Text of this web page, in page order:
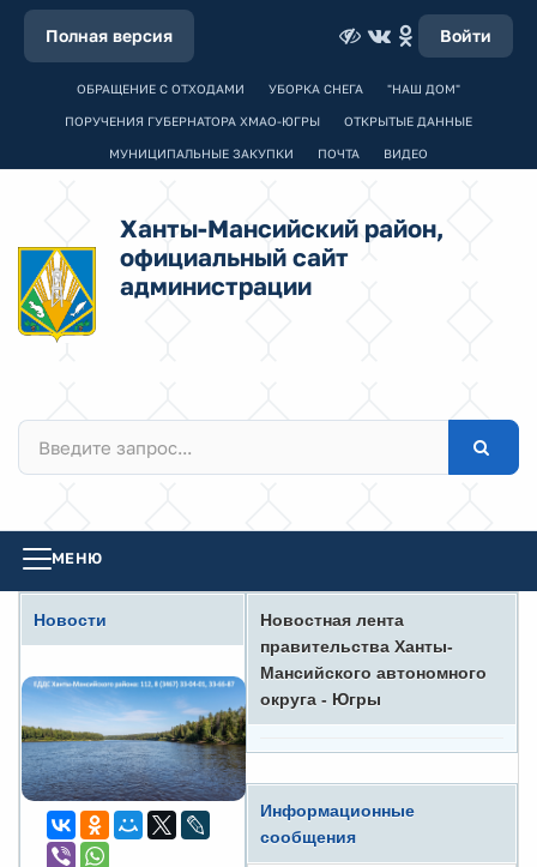
Полная версия Войти
ОБРАЩЕНИЕ С ОТХОДАМИ УБОРКА СНЕГА "НАШ ДОМ"
ПОРУЧЕНИЯ ГУБЕРНАТОРА ХМАО-ЮГРЫ ОТКРЫТЫЕ ДАННЫЕ
МУНИЦИПАЛЬНЫЕ ЗАКУПКИ ПОЧТА ВИДЕО
Ханты-Мансийский район,
официальный сайт
администрации
МЕНЮ
Новости
Новостная лента
правительства Ханты-
Мансийского автономного
округа - Югры
Информационные
сообщения